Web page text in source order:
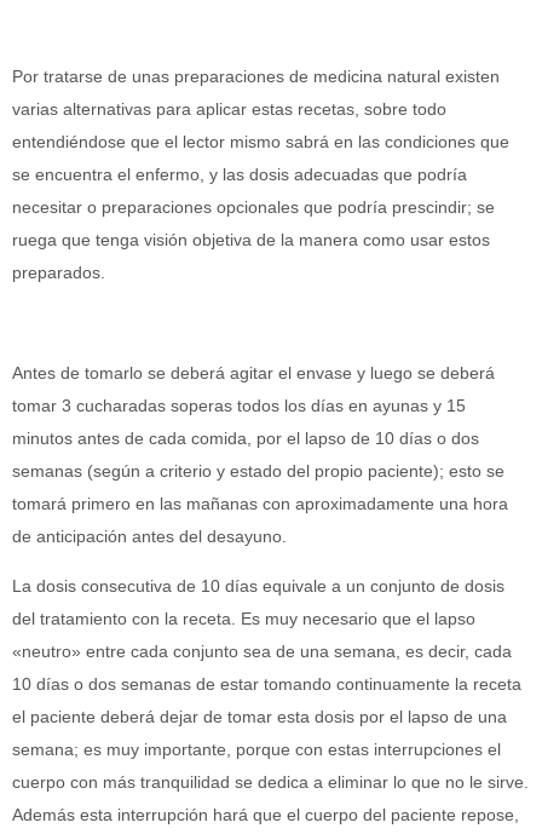
Por tratarse de unas preparaciones de medicina natural existen
varias alternativas para aplicar estas recetas, sobre todo
entendiéndose que el lector mismo sabrá en las condiciones que
se encuentra el enfermo, y las dosis adecuadas que podría
necesitar o preparaciones opcionales que podría prescindir; se
ruega que tenga visión objetiva de la manera como usar estos
preparados.
Antes de tomarlo se deberá agitar el envase y luego se deberá
tomar 3 cucharadas soperas todos los días en ayunas y 15
minutos antes de cada comida, por el lapso de 10 días o dos
semanas (según a criterio y estado del propio paciente); esto se
tomará primero en las mañanas con aproximadamente una hora
de anticipación antes del desayuno.
La dosis consecutiva de 10 días equivale a un conjunto de dosis
del tratamiento con la receta. Es muy necesario que el lapso
«neutro» entre cada conjunto sea de una semana, es decir, cada
10 días o dos semanas de estar tomando continuamente la receta
el paciente deberá dejar de tomar esta dosis por el lapso de una
semana; es muy importante, porque con estas interrupciones el
cuerpo con más tranquilidad se dedica a eliminar lo que no le sirve.
Además esta interrupción hará que el cuerpo del paciente repose,